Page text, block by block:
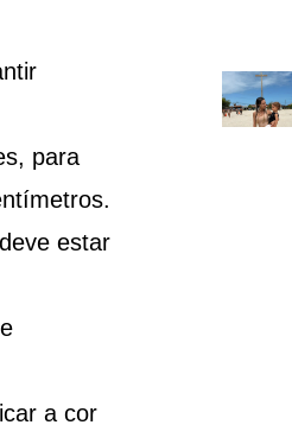
para
estar
a cor